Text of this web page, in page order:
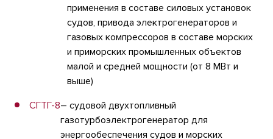
применения в составе силовых установок
судов, привода электрогенераторов и
газовых компрессоров в составе морских
и приморских промышленных объектов
малой и средней мощности (от 8 МВт и
выше)
СГТГ-8– судовой двухтопливный
газотурбоэлектрогенератор для
энергообеспечения судов и морских